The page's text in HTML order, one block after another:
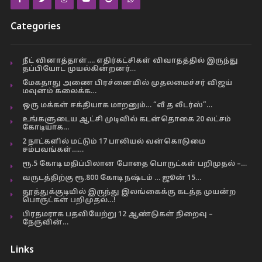
Categories
நீட் வினாத்தாள்…. எதிர்கட்சிகள் விவாதத்தில் இருந்து
தப்பியோட முயல்கின்றனர்…
மேகதாது அணை பிரச்னையில் முதலமைச்சர் விஜய்
மவுனம் கலைக்க…
ஒரு மக்கள் சக்தியாக மாறனும்… “வீ த லீடர்ஸ்”…
உங்களுடைய ஆட்சி முடிவில் கடன்தொகை 20 லட்சம்
கோடியாக…
2 நாட்களில் மட்டும் 17 பாலியல் வன்கொடுமை
சம்பவங்கள்……
ரூ.5 கோடி மதிப்பிலான போதை பொருட்கள் பறிமுதல் –…
வருடத்திற்கு ரூ.800 கோடி நஷ்டம் … ஜூன் 15…
தூத்துக்குடியில் இருந்து இலங்கைக்கு கடத்த முயன்ற
பொருட்கள் பறிமுதல்…!
பிரதமராக பதவியேற்று 12 ஆண்டுகள் நிறைவு –
நேருவின்…
Links